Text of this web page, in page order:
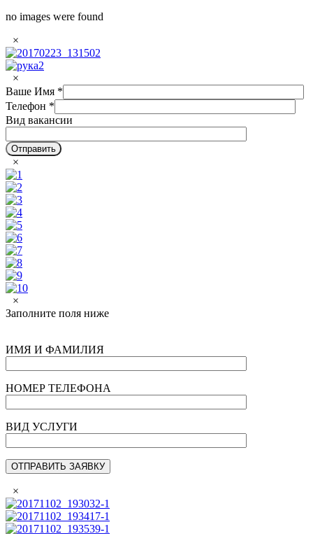
no images were found
×
×
Ваше Имя *
Телефон *
Вид вакансии
×
×
Заполните поля ниже
ИМЯ И ФАМИЛИЯ
НОМЕР ТЕЛЕФОНА
ВИД УСЛУГИ
×